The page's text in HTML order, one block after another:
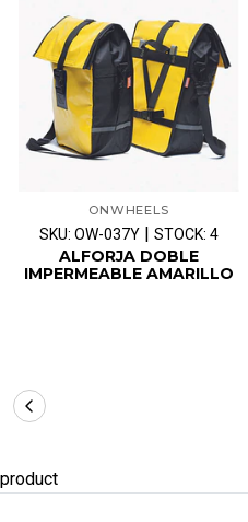
ONWHEELS
SKU: OW-037Y STOCK: 4
ALFORJA DOBLE
IMPERMEABLE AMARILLO
product